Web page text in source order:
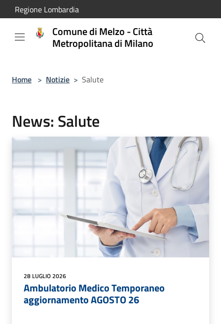
Salta al contenuto principale
Regione Lombardia
Comune di Melzo - Città
Metropolitana di Milano
Home > Notizie > Salute
News: Salute
28 LUGLIO 2026
Ambulatorio Medico Temporaneo
aggiornamento AGOSTO 26